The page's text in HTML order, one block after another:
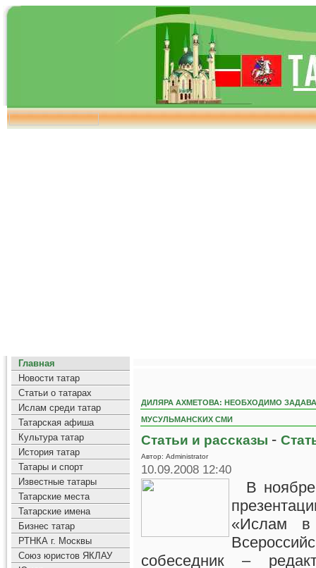
Главная
Новости татар
Статьи о татарах
Ислам среди татар
Татарская афиша
Культура татар
История татар
Татары и спорт
Известные татары
Татарские места
Татарские имена
Бизнес татар
РТНКА г. Москвы
Союз юристов ЯКЛАУ
ДИЛЯРА АХМЕТОВА: НЕОБХОДИМО
МУСУЛЬМАНСКИХ СМИ
Статьи и рассказы -
Автор: Administrator
10.09.2008 12:40
В ноябре
«Ислам в
собеседник –